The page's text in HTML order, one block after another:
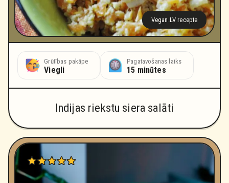
Vegan.LV recepte
Grūtības pakāpe
Viegli
Pagatavošanas laiks
15 minūtes
Indijas riekstu siera salāti